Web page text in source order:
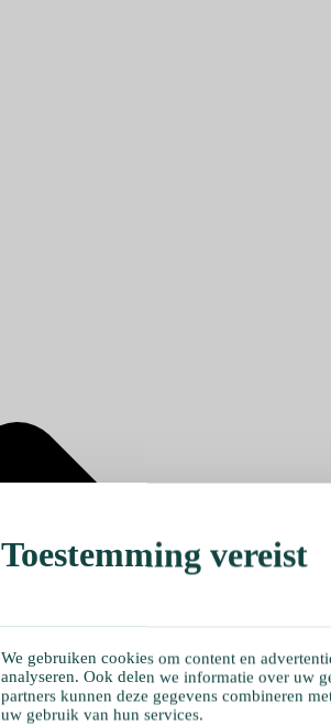
Toestemming vereist
We gebruiken cookies om content en
analyseren. Ook delen we informatie over uw
partners kunnen deze gegevens combineren
uw gebruik van hun services.